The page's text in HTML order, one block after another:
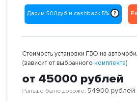
Дарим 500руб и cashback 5% ?
Стоимость установки ГБО на
(зависит от выбранного комплекта)
от 45000 рублей
Раньше было дороже: 54900рублей